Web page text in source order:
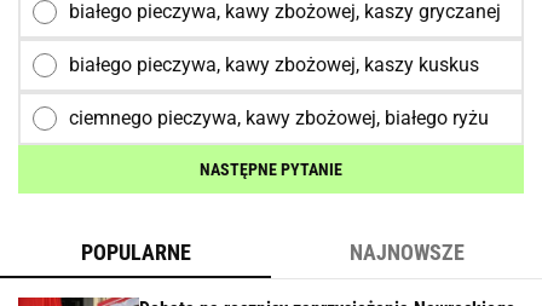
białego pieczywa, kawy zbożowej, kaszy gryczanej
białego pieczywa, kawy zbożowej, kaszy kuskus
ciemnego pieczywa, kawy zbożowej, białego ryżu
NASTĘPNE PYTANIE
POPULARNE NAJNOWSZE